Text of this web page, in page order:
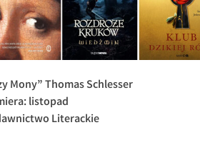
Mony” Thomas Schlesser
listopad
Literackie